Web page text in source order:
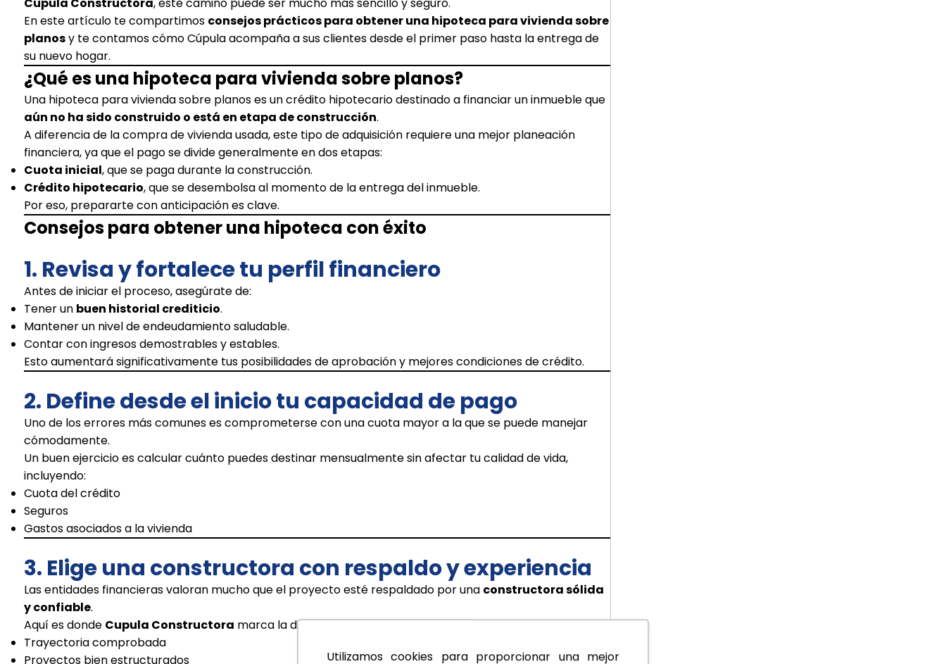
Utilizamos cookies para proporcionar una mejor
En este artículo te compartimos consejos prácticos para obtener una hipoteca para vivienda sobre
planosy te contamos cómo Cúpula acompaña a sus clientes desde el primer paso hasta la entrega de
su nuevo hogar.
¿Qué es una hipoteca para vivienda sobre planos?
Una hipoteca para vivienda sobre planos es un crédito hipotecario destinado a financiar un inmueble que
aún no ha sido construido o está en etapa de construcción.
A diferencia de la compra de vivienda usada, este tipo de adquisición requiere una mejor planeación
financiera, ya que el pago se divide generalmente en dos etapas:
Cuota inicial, que se paga durante la construcción.
Crédito hipotecario, que se desembolsa al momento de la entrega del inmueble.
Por eso, prepararte con anticipación es clave.
Consejos para obtener una hipoteca con éxito
1. Revisa y fortalece tu perfil financiero
Antes de iniciar el proceso, asegúrate de:
Tener un buen historial crediticio.
Mantener un nivel de endeudamiento saludable.
Contar con ingresos demostrables y estables.
Esto aumentará significativamente tus posibilidades de aprobación y mejores condiciones de crédito.
2. Define desde el inicio tu capacidad de pago
Uno de los errores más comunes es comprometerse con una cuota mayor a la que se puede manejar
cómodamente.
Un buen ejercicio es calcular cuánto puedes destinar mensualmente sin afectar tu calidad de vida,
incluyendo:
Cuota del crédito
Seguros
Gastos asociados a la vivienda
3. Elige una constructora con respaldo y experiencia
Las entidades financieras valoran mucho que el proyecto esté respaldado por una constructora sólida
y confiable.
Aquí es donde Cupula Constructora marca la diferencia, ya que cuenta con:
Trayectoria comprobada
Proyectos bien estructurados